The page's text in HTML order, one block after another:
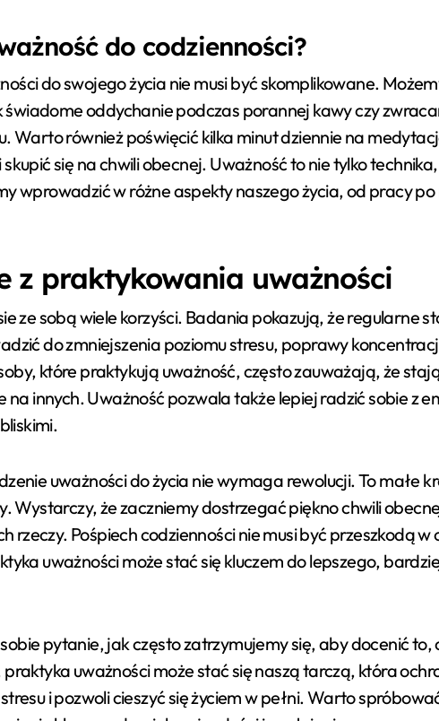
do codzienności?
do swojego życia nie musi być skomplikowane.
oddychanie podczas porannej kawy czy
Warto również poświęcić kilka minut dziennie na
się na chwili obecnej. Uważność to nie tylko
wprowadzić w różne aspekty naszego życia, od pracy po
z praktykowania uważności
ze sobą wiele korzyści. Badania pokazują, że regularne
do zmniejszenia poziomu stresu, poprawy
które praktykują uważność, często zauważają, że
innych. Uważność pozwala także lepiej radzić sobie z
uważności do życia nie wymaga rewolucji. To małe
Wystarczy, że zaczniemy dostrzegać piękno chwili
rzeczy. Pośpiech codzienności nie musi być przeszkodą w
uważności może stać się kluczem do lepszego,
pytanie, jak często zatrzymujemy się, aby docenić to,
uważności może stać się naszą tarczą, która
i pozwoli cieszyć się życiem w pełni. Warto